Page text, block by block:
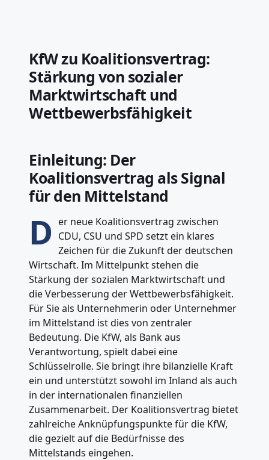
KfW zu Koalitionsvertrag:
Stärkung von sozialer
Marktwirtschaft und
Wettbewerbsfähigkeit
Einleitung: Der
Koalitionsvertrag als Signal
für den Mittelstand
D er neue Koalitionsvertrag zwischen
CDU, CSU und SPD setzt ein klares
Zeichen für die Zukunft der deutschen
Wirtschaft. Im Mittelpunkt stehen die
Stärkung der sozialen Marktwirtschaft und
die Verbesserung der Wettbewerbsfähigkeit.
Für Sie als Unternehmerin oder Unternehmer
im Mittelstand ist dies von zentraler
Bedeutung. Die KfW, als Bank aus
Verantwortung, spielt dabei eine
Schlüsselrolle. Sie bringt ihre bilanzielle Kraft
ein und unterstützt sowohl im Inland als auch
in der internationalen finanziellen
Zusammenarbeit. Der Koalitionsvertrag bietet
zahlreiche Anknüpfungspunkte für die KfW,
die gezielt auf die Bedürfnisse des
Mittelstands eingehen.